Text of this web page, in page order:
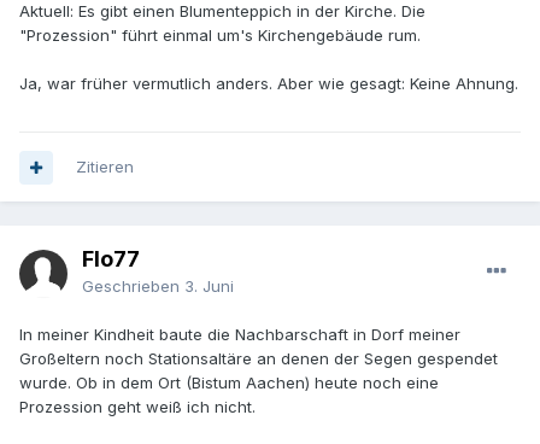
Aktuell: Es gibt einen Blumenteppich in der Kirche. Die
"Prozession" führt einmal um's Kirchengebäude rum.
Ja, war früher vermutlich anders. Aber wie gesagt: Keine Ahnung.
Zitieren
Flo77
Geschrieben 3. Juni
In meiner Kindheit baute die Nachbarschaft in Dorf meiner
Großeltern noch Stationsaltäre an denen der Segen gespendet
wurde. Ob in dem Ort (Bistum Aachen) heute noch eine
Prozession geht weiß ich nicht.